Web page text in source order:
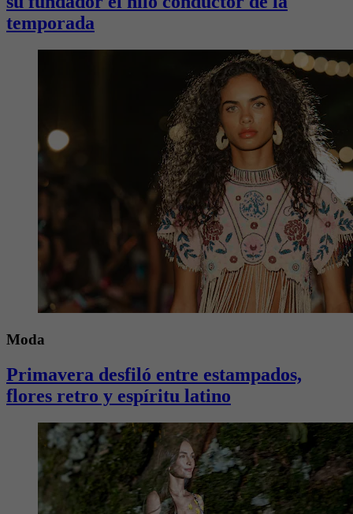
temporada
Moda
Primavera desfiló entre estampados,
flores retro y espíritu latino